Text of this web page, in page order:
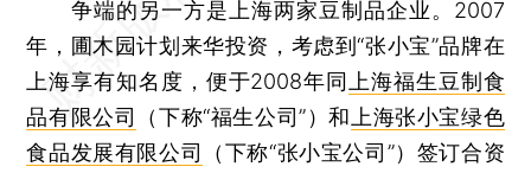
争端的另一方是上海两家豆制品企业。2007
年，圃木园计划来华投资，考虑到“张小宝”品牌在
上海享有知名度，便于2008年同 上海福生豆制食
品有限公司
（下称“福生公司”）和 上海张小宝绿色
食品发展有限公司
（下称“张小宝公司”）签订合资